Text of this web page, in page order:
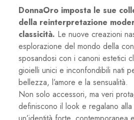
DonnaOro imposta le sue
della reinterpretazione
classicità. Le nuove creazioni
esplorazione del mondo della
sposandosi con i canoni estetici
gioielli unici e inconfondibili nati
bellezza, l’amore e la sensualità.
Non solo accessori, ma veri
definiscono il look e regalano